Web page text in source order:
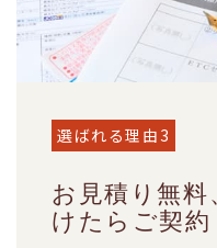
選ばれる理由3
お見積り無
けたらご契約